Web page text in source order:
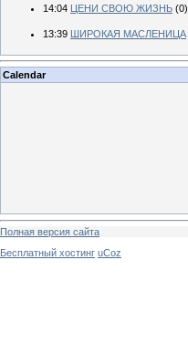
14:04 ЦЕНИ СВОЮ ЖИЗНЬ (0)
13:39 ШИРОКАЯ МАСЛЕНИЦА
Calendar
Полная версия сайта
Бесплатный хостинг uCoz